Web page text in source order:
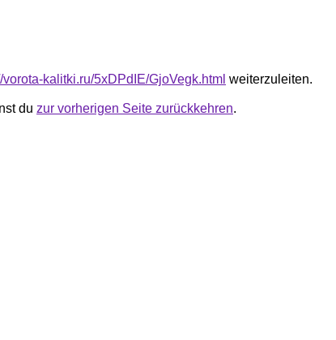
vorota-kalitki.ru/5xDPdIE/GjoVegk.html weiterzuleiten.
du zur vorherigen Seite zurückkehren.